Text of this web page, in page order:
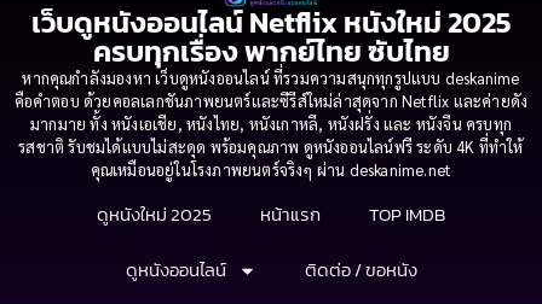
เว็บดูหนังออนไลน์ Netflix หนังใหม่ 2025
ครบทุกเรื่อง พากย์ไทย ซับไทย
หากคุณกำลังมองหา เว็บดูหนังออนไลน์ ที่รวมความสนุกทุกรูปแบบ deskanime
คือคำตอบ ด้วยคอลเลกชันภาพยนตร์และซีรีส์ใหม่ล่าสุดจาก Netflix และค่ายดัง
มากมาย ทั้ง หนังเอเชีย, หนังไทย, หนังเกาหลี, หนังฝรั่ง และ หนังจีน ครบทุก
รสชาติ รับชมได้แบบไม่สะดุด พร้อมคุณภาพ ดูหนังออนไลน์ฟรี ระดับ 4K ที่ทำให้
คุณเหมือนอยู่ในโรงภาพยนตร์จริงๆ ผ่าน deskanime.net
ดูหนังใหม่ 2025 หน้าแรก
TOP IMDB
ดูหนังออนไลน์
ติดต่อ / ขอหนัง